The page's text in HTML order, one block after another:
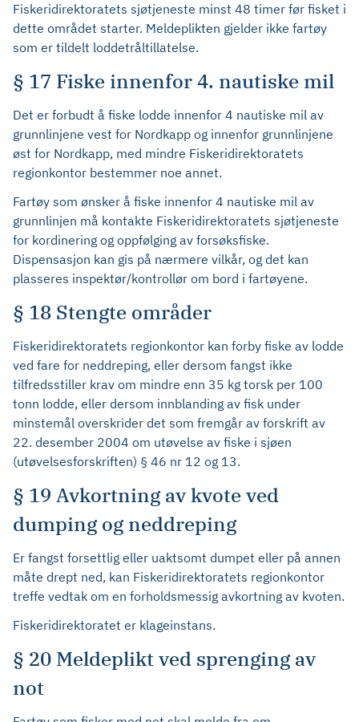
Fiskeridirektoratets sjøtjeneste minst 48 timer før fisket i
dette området starter. Meldeplikten gjelder ikke fartøy
som er tildelt loddetråltillatelse.
§ 17 Fiske innenfor 4. nautiske mil
Det er forbudt å fiske lodde innenfor 4 nautiske mil av
grunnlinjene vest for Nordkapp og innenfor grunnlinjene
øst for Nordkapp, med mindre Fiskeridirektoratets
regionkontor bestemmer noe annet.
Fartøy som ønsker å fiske innenfor 4 nautiske mil av
grunnlinjen må kontakte Fiskeridirektoratets sjøtjeneste
for kordinering og oppfølging av forsøksfiske.
Dispensasjon kan gis på nærmere vilkår, og det kan
plasseres inspektør/kontrollør om bord i fartøyene.
§ 18 Stengte områder
Fiskeridirektoratets regionkontor kan forby fiske av lodde
ved fare for neddreping, eller dersom fangst ikke
tilfredsstiller krav om mindre enn 35 kg torsk per 100
tonn lodde, eller dersom innblanding av fisk under
minstemål overskrider det som fremgår av forskrift av
22. desember 2004 om utøvelse av fiske i sjøen
(utøvelsesforskriften) § 46 nr 12 og 13.
§ 19 Avkortning av kvote ved
dumping og neddreping
Er fangst forsettlig eller uaktsomt dumpet eller på annen
måte drept ned, kan Fiskeridirektoratets regionkontor
treffe vedtak om en forholdsmessig avkortning av kvoten.
Fiskeridirektoratet er klageinstans.
§ 20 Meldeplikt ved sprenging av
not